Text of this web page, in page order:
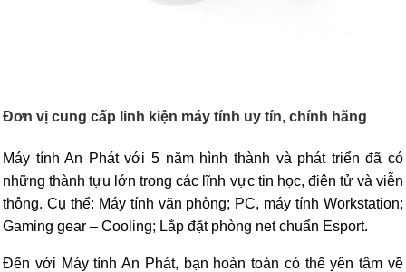
Đơn vị cung cấp linh kiện máy tính uy tín, chính hãng
Máy tính An Phát với 5 năm hình thành và phát triển đã có
những thành tựu lớn trong các lĩnh vực tin học, điện tử và viễn
thông. Cụ thể: Máy tính văn phòng; PC, máy tính Workstation;
Gaming gear – Cooling; Lắp đặt phòng net chuẩn Esport.
Đến với Máy tính An Phát, bạn hoàn toàn có thể yên tâm về